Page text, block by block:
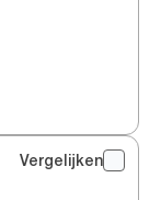
Vergelijken